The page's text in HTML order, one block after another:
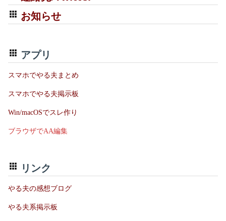
お知らせ
アプリ
スマホでやる夫まとめ
スマホでやる夫掲示板
Win/macOSでスレ作り
ブラウザでAA編集
リンク
やる夫の感想ブログ
やる夫系掲示板